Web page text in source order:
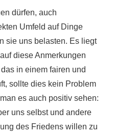
dürfen, auch
Umfeld auf Dinge
sie uns belasten. Es liegt
diese Anmerkungen
in einem fairen und
sollte dies kein Problem
es auch positiv sehen:
uns selbst und andere
des Friedens willen zu